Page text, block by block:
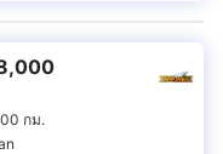
กม.